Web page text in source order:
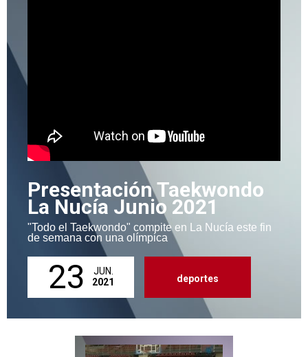
Presentación Taekwondo
La Nucía Junio 2021
"Todo el Taekwondo" compite en La Nucía este fin
de semana con una olímpica
23
JUN.
2021
deportes